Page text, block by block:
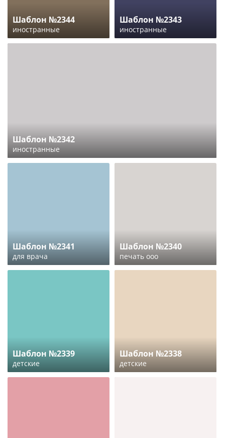
Шаблон №2344
иностранные
Шаблон №2343
иностранные
Шаблон №2342
иностранные
Шаблон №2341
для врача
Шаблон №2340
печать ооо
Шаблон №2339
детские
Шаблон №2338
детские